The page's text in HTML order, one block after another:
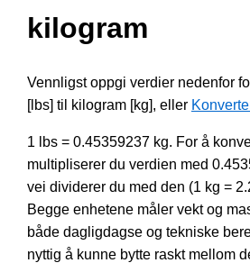
kilogram
Vennligst oppgi verdier nedenfor
[lbs] til kilogram [kg], eller
1 lbs = 0.45359237 kg. For å
multipliserer du verdien med
vei dividerer du med den (1 kg =
Begge enhetene måler vekt og
både dagligdagse og tekniske
nyttig å kunne bytte raskt mellom